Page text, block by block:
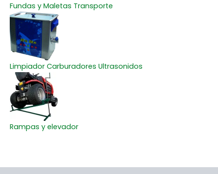
Fundas y Maletas Transporte
Limpiador Carburadores Ultrasonidos
Rampas y elevador